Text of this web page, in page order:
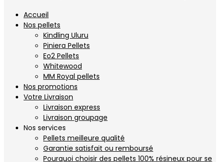
Accueil
Nos pellets
Kindling Uluru
Piniera Pellets
Eo2 Pellets
Whitewood
MM Royal pellets
Nos promotions
Votre Livraison
Livraison express
Livraison groupage
Nos services
Pellets meilleure qualité
Garantie satisfait ou remboursé
Pourquoi choisir des pellets 100% résineux pour se